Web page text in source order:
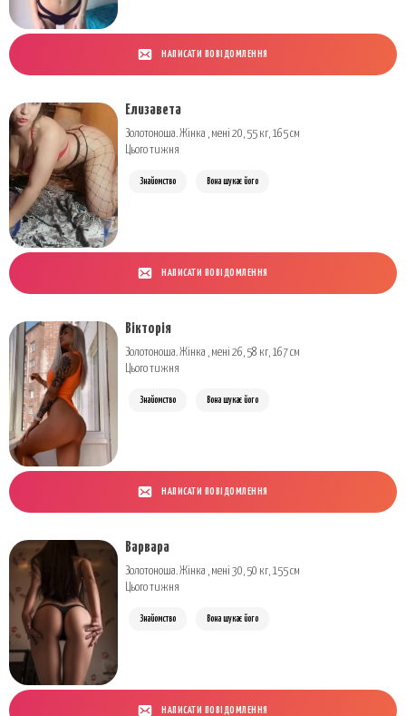
НАПИСАТИ ПОВІДОМЛЕННЯ
Елизавета
Золотоноша. Жінка , мені 20, 55 кг, 165 см
Цього тижня
Знайомство Вона шукає його
НАПИСАТИ ПОВІДОМЛЕННЯ
Вікторія
Золотоноша. Жінка , мені 26, 58 кг, 167 см
Цього тижня
Знайомство Вона шукає його
НАПИСАТИ ПОВІДОМЛЕННЯ
Варвара
Золотоноша. Жінка , мені 30, 50 кг, 155 см
Цього тижня
Знайомство Вона шукає його
НАПИСАТИ ПОВІДОМЛЕННЯ